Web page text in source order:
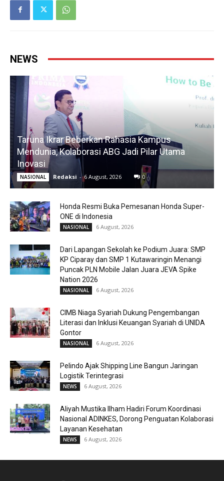
NEWS
Taruna Ikrar Beberkan Rahasia Kampus
Mendunia, Kolaborasi ABG Jadi Pilar Utama
Inovasi
NASIONAL Redaksi - 6 August, 2026 0
Honda Resmi Buka Pemesanan Honda Super-
ONE di Indonesia
NASIONAL 6 August, 2026
Dari Lapangan Sekolah ke Podium Juara: SMP
KP Ciparay dan SMP 1 Kutawaringin Menangi
Puncak PLN Mobile Jalan Juara JEVA Spike
Nation 2026
NASIONAL 6 August, 2026
CIMB Niaga Syariah Dukung Pengembangan
Literasi dan Inklusi Keuangan Syariah di UNIDA
Gontor
NASIONAL 6 August, 2026
Pelindo Ajak Shipping Line Bangun Jaringan
Logistik Terintegrasi
NEWS 6 August, 2026
Aliyah Mustika Ilham Hadiri Forum Koordinasi
Nasional ADINKES, Dorong Penguatan Kolaborasi
Layanan Kesehatan
NEWS 6 August, 2026